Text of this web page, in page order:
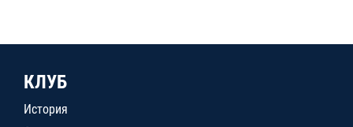
КЛУБ
История